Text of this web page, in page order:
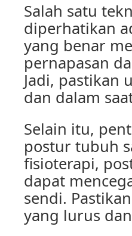
Salah satu
diperhatikan
yang benar
pernapasan
Jadi, pastikan
dan dalam
Selain itu,
postur tubuh
fisioterapi,
dapat
sendi.
yang lurus